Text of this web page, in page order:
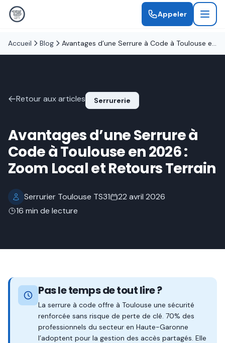
Appeler
Accueil Blog Avantages d’une Serrure à Code à Toulouse en 2026 : Zoom Local et Retours Terrain
Retour aux articles Serrurerie
Avantages d’une Serrure à
Code à Toulouse en 2026 :
Zoom Local et Retours Terrain
Serrurier Toulouse TS31
22 avril 2026
16 min de lecture
Pas le temps de tout lire ?
La serrure à code offre à Toulouse une sécurité
renforcée sans risque de perte de clé. 70% des
professionnels du secteur en Haute-Garonne
l’adoptent pour la gestion des accès partagés. Elle